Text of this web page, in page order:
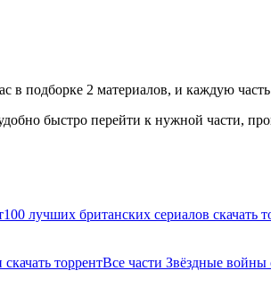
подборке 2 материалов, и каждую часть
быстро перейти к нужной части,
100 лучших британских сериалов скачать
торрентВсе части Звёздные войны